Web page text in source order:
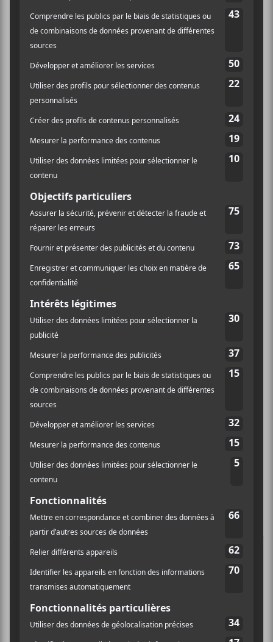
LIEU
Le Belmont
4483 Boul. St-Laurent
Téléphone
Voir Lieu site web
Les Francouvertes 2023 |
Préliminaires : Jeanne Côté, Renaud
l’album Giggles de
INSCRIPTION À L’INFOLETTRE
Ne manquez pas les dernières
nouvelles!
Auditif pour tout savoir de l’actualité
musicale, découvrir vos nouveaux
albums préférés et revivre les
concerts de la veille.
Prénom